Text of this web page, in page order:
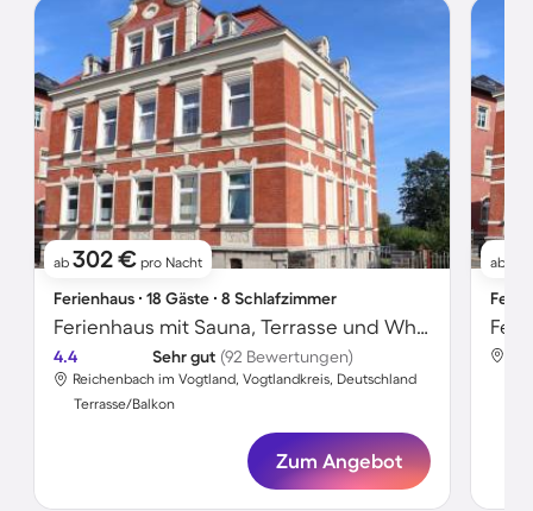
ab 302 € pro Nacht
Ferienhaus ∙ 18 Gäste ∙ 8 Schlafzimmer
Ferienhaus mit Sauna, Terrasse und Whirlpool
4.4 Sehr gut (92 Bewertungen)
Reichenbach im Vogtland, Vogtlandkreis, Deutschland
Terrasse/Balkon
Zum Angebot
ab